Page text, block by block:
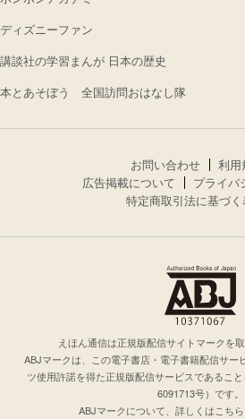
ディズニーファン
講談社の学習まんが 日本の歴史
本とあそぼう 全国訪問おはなし隊
お問い合わせ
利用
広告掲載について
プライバ
特定商取引法に基づ
えほん通信は正規版配信サイトマークを
ABJマークは、この電子書店・電子書籍配信サー
ツ使用許諾を得た正規版配信サービスであるこ
6091713号）です。
ABJマークについて、詳しくはこちら